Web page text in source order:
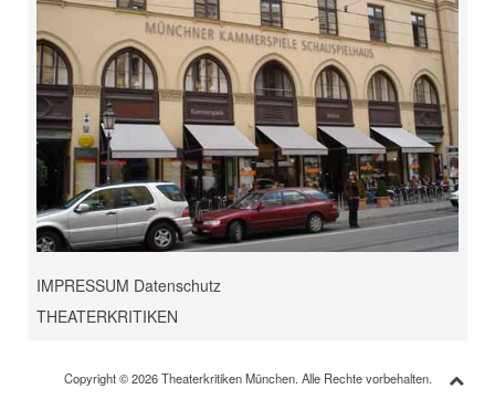
IMPRESSUM Datenschutz
THEATERKRITIKEN
Copyright © 2026 Theaterkritiken München. Alle Rechte vorbehalten.